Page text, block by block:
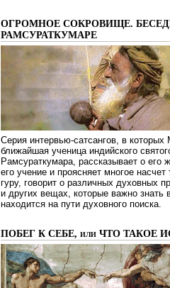
ОГРОМНОЕ СОКРОВИЩЕ.
РАМСУРАТКУМАРЕ
Серия интервью-сатсангов, в которых
ближайшая ученица индийского
Рамсураткумара, рассказывает о его
его учение и проясняет многое насчет
гуру, говорит о различных духовных
и других вещах, которые важно знать
находится на пути духовного поиска.
ПОБЕГ К СЕБЕ, или ЧТО ТАКОЕ